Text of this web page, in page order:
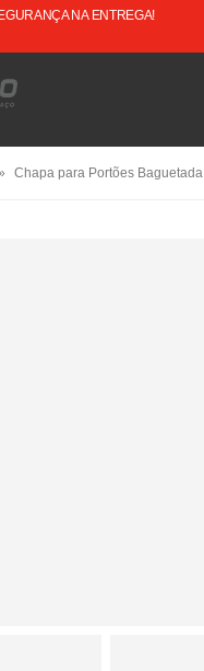
NA ENTREGA!
Chapa para Portões Baguetada